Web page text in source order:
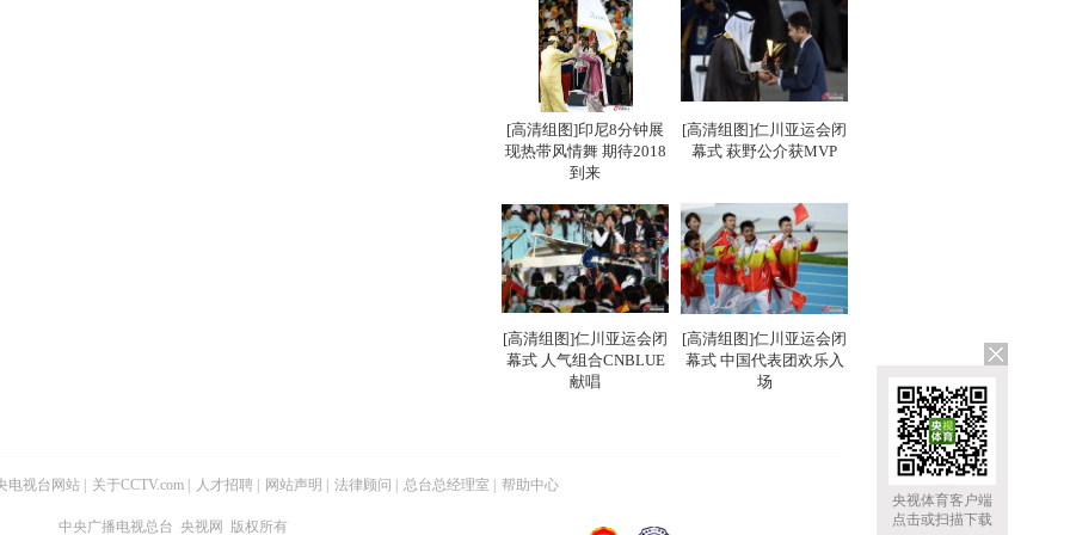
央视体育客户端
点击或扫描下载
[高清组图]印尼8分钟展
现热带风情舞 期待2018
到来
[高清组图]仁川亚运会闭
幕式 萩野公介获MVP
[高清组图]仁川亚运会闭
幕式 人气组合CNBLUE
献唱
[高清组图]仁川亚运会闭
幕式 中国代表团欢乐入
场
电视台网站 关于CCTV.com 人才招聘 网站声明 法律顾问 总台总经理室 帮助中心
中央广播电视总台 央视网 版权所有